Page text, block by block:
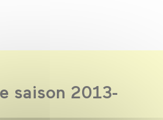
saison 2013-